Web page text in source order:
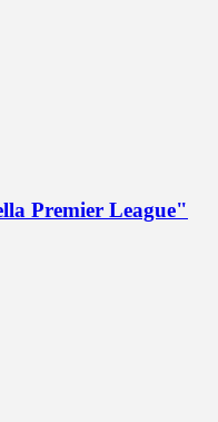
Premier League"